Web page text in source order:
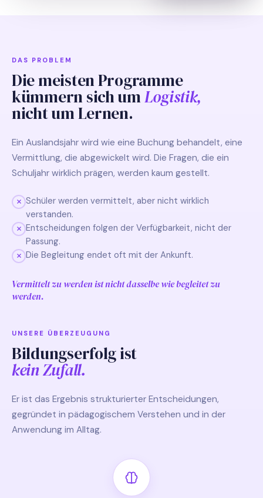
DAS PROBLEM
Die meisten Programme
kümmern sich umLogistik,
nicht um Lernen.
Ein Auslandsjahr wird wie eine Buchung behandelt, eine
Vermittlung, die abgewickelt wird. Die Fragen, die ein
Schuljahr wirklich prägen, werden kaum gestellt.
Schüler werden vermittelt, aber nicht wirklich
verstanden.
Entscheidungen folgen der Verfügbarkeit, nicht der
Passung.
Die Begleitung endet oft mit der Ankunft.
Vermittelt zu werden ist nicht dasselbe wie begleitet zu
werden.
UNSERE ÜBERZEUGUNG
Bildungserfolg ist
kein Zufall.
Er ist das Ergebnis strukturierter Entscheidungen,
gegründet in pädagogischem Verstehen und in der
Anwendung im Alltag.